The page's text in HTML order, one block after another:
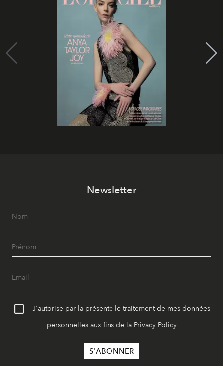
Newsletter
J'autorise par la présente le traitement de mes données
personnelles aux fins de la Privacy Policy